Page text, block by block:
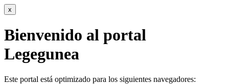
x
Bienvenido al portal
Legegunea
Este portal está optimizado para los siguientes navegadores: